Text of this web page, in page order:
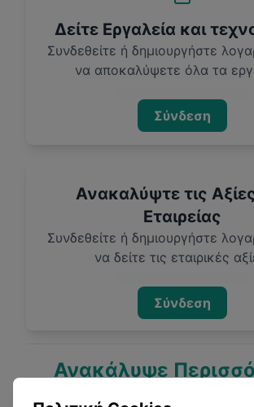
Δείτε Εργαλεία και
Συνδεθείτε ή δημιουργήστε
να αποκαλύψετε όλα τα
Σύνδεση
Ανακαλύψτε τις
Εταιρείας
Συνδεθείτε ή δημιουργήστε
να δείτε τις εταιρικές
Σύνδεση
Ανακάλυψε
Εταιρείες